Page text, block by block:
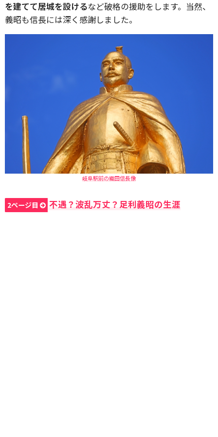
を建てて居城を設けるなど破格の援助をします。当然、
義昭も信長には深く感謝しました。
岐阜駅前の織田信長像
2ページ目 不遇？波乱万丈？足利義昭の生涯